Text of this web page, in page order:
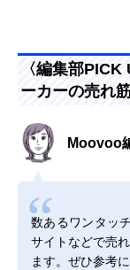
〈編集部
ーカーの売れ
Moovoo
数あるワンタッ
サイトなどで売
ます。ぜひ参考